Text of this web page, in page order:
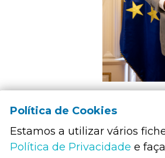
Política de Cookies
Estamos a utilizar vários
Política de Privacidade e